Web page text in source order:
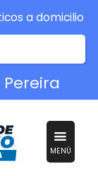
a domicilio
Pereira
MENÚ